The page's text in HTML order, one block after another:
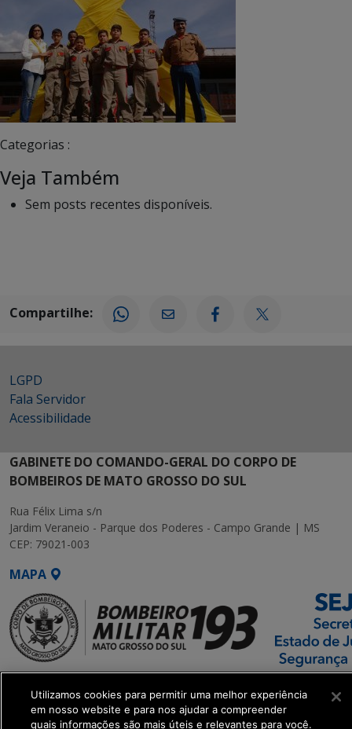
Categorias :
Veja Também
Sem posts recentes disponíveis.
Compartilhe:
LGPD
Fala Servidor
Acessibilidade
GABINETE DO COMANDO-GERAL DO CORPO DE
BOMBEIROS DE MATO GROSSO DO SUL
Rua Félix Lima s/n
Jardim Veraneio - Parque dos Poderes - Campo Grande | MS
CEP: 79021-003
MAPA
SETDIG | Secretaria-
Executiva de
Transformação Digital
Utilizamos cookies para permitir uma melhor experiência
em nosso website e para nos ajudar a compreender
quais informações são mais úteis e relevantes para você.